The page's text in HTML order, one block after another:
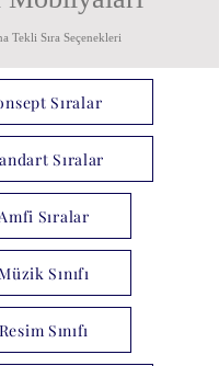
Tekli Sıra Seçenekleri
Sıralar
Sıralar
Amfi Sıralar
Sınıfı
Resim Sınıfı